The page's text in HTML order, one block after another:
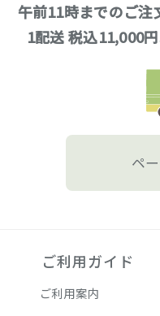
午前11時までのご注
1配送 税込11,000
ペ
ご利用ガイド
ご利用案内